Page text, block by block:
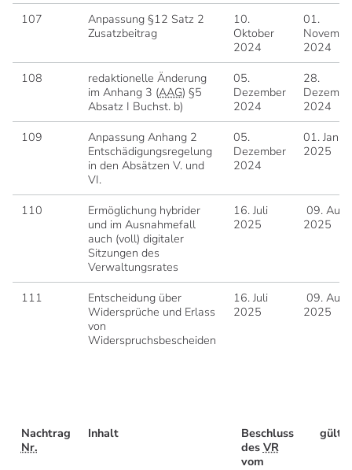
107
Anpassung §12 Satz 2
Zusatzbeitrag
10.
Oktober
2024
01.
2024
108
redaktionelle Änderung
im Anhang 3 (AAG) §5
Absatz I Buchst. b)
05.
Dezember
2024
28.
2024
109
Anpassung Anhang 2
Entschädigungsregelung
in den Absätzen V. und
VI.
05.
Dezember
2024
01.
2025
110
Ermöglichung hybrider
und im Ausnahmefall
auch (voll) digitaler
Sitzungen des
Verwaltungsrates
16. Juli
2025
09.
2025
111
Entscheidung über
Widersprüche und Erlass
von
Widerspruchsbescheiden
16. Juli
2025
09.
2025
Nachtrag
Nr.
Inhalt
Beschluss
des VR
vom